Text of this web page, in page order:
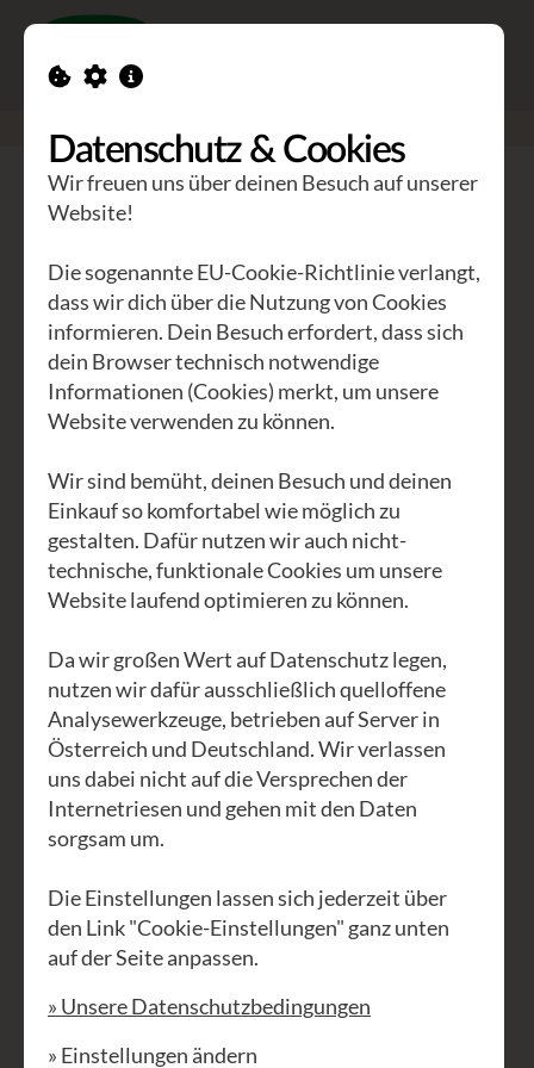
Chinesische Kalligraphie
Künstlerische Tage mit
einem Meister
Nach Feng's erstem Kalligraphie-
Workshop in der GEA Akademie war
uns klar, dass es nicht bei einem bleiben
darf. Feng ist ein Meister der
Tuschemalerei und er lebt in Wien. Sein
Talent teilt er als Gastprofessor an der
Changsha University of Science and
Technology und als Künstler in
zahlreichen Ausstellungen weltweit.
dreitausendjährige Geschichte, es gibt
viele Zeichen, die bis heute in
Datenschutz & Cookies
Wir freuen uns über deinen Besuch auf unserer
Website!
Die sogenannte EU-Cookie-Richtlinie verlangt,
dass wir dich über die Nutzung von Cookies
informieren. Dein Besuch erfordert, dass sich
dein Browser technisch notwendige
Informationen (Cookies) merkt, um unsere
Website verwenden zu können.
Wir sind bemüht, deinen Besuch und deinen
Einkauf so komfortabel wie möglich zu
gestalten. Dafür nutzen wir auch nicht-
technische, funktionale Cookies um unsere
Website laufend optimieren zu können.
Da wir großen Wert auf Datenschutz legen,
nutzen wir dafür ausschließlich quelloffene
Analysewerkzeuge, betrieben auf Server in
Österreich und Deutschland. Wir verlassen
uns dabei nicht auf die Versprechen der
Internetriesen und gehen mit den Daten
sorgsam um.
Die Einstellungen lassen sich jederzeit über
den Link "Cookie-Einstellungen" ganz unten
auf der Seite anpassen.
» Unsere Datenschutzbedingungen
» Einstellungen ändern